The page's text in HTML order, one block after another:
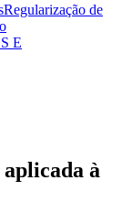
Regularização de
E
à